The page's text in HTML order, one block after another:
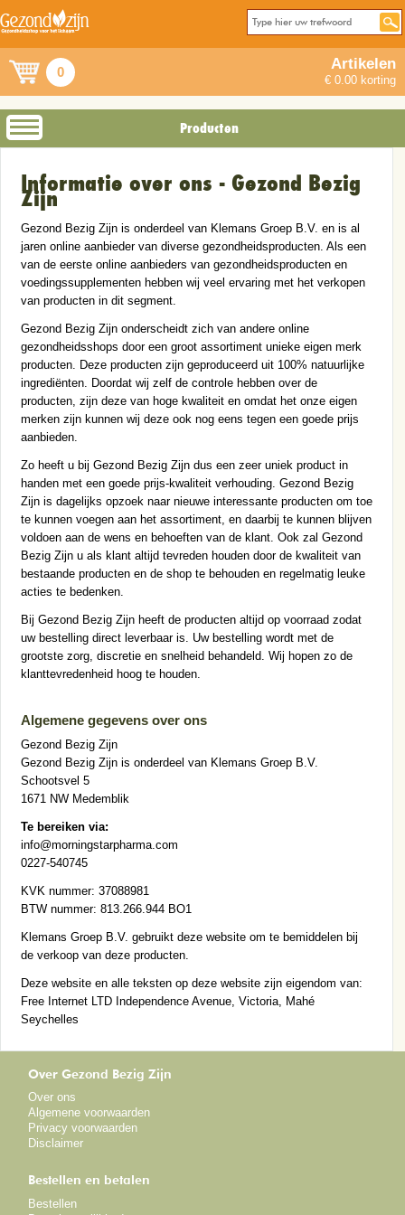
0 Artikelen
€ 0.00 korting
Producten
Informatie over ons - Gezond Bezig
Zijn
Gezond Bezig Zijn is onderdeel van Klemans Groep B.V. en is al
jaren online aanbieder van diverse gezondheidsproducten. Als een
van de eerste online aanbieders van gezondheidsproducten en
voedingssupplementen hebben wij veel ervaring met het verkopen
van producten in dit segment.
Gezond Bezig Zijn onderscheidt zich van andere online
gezondheidsshops door een groot assortiment unieke eigen merk
producten. Deze producten zijn geproduceerd uit 100% natuurlijke
ingrediënten. Doordat wij zelf de controle hebben over de
producten, zijn deze van hoge kwaliteit en omdat het onze eigen
merken zijn kunnen wij deze ook nog eens tegen een goede prijs
aanbieden.
Zo heeft u bij Gezond Bezig Zijn dus een zeer uniek product in
handen met een goede prijs-kwaliteit verhouding. Gezond Bezig
Zijn is dagelijks opzoek naar nieuwe interessante producten om toe
te kunnen voegen aan het assortiment, en daarbij te kunnen blijven
voldoen aan de wens en behoeften van de klant. Ook zal Gezond
Bezig Zijn u als klant altijd tevreden houden door de kwaliteit van
bestaande producten en de shop te behouden en regelmatig leuke
acties te bedenken.
Bij Gezond Bezig Zijn heeft de producten altijd op voorraad zodat
uw bestelling direct leverbaar is. Uw bestelling wordt met de
grootste zorg, discretie en snelheid behandeld. Wij hopen zo de
klanttevredenheid hoog te houden.
Algemene gegevens over ons
Gezond Bezig Zijn
Gezond Bezig Zijn is onderdeel van Klemans Groep B.V.
Schootsvel 5
1671 NW Medemblik
Te bereiken via:
info@morningstarpharma.com
0227-540745
KVK nummer: 37088981
BTW nummer: 813.266.944 BO1
Klemans Groep B.V. gebruikt deze website om te bemiddelen bij
de verkoop van deze producten.
Deze website en alle teksten op deze website zijn eigendom van:
Free Internet LTD Independence Avenue, Victoria, Mahé
Seychelles
Over Gezond Bezig Zijn
Over ons
Algemene voorwaarden
Privacy voorwaarden
Disclaimer
Bestellen en betalen
Bestellen